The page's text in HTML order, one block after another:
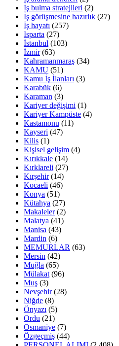
İş bulma stratejileri (2)
İş görüşmesine hazırlık (27)
İş hayatı (257)
Isparta (27)
İstanbul (103)
İzmir(63)
Kahramanmaraş (34)
KAMU (51)
Kamu İş İlanları (3)
Karabük (6)
Karaman (3)
Kariyer değişimi (1)
Kariyer Kampüste (4)
Kastamonu (11)
Kayseri (47)
Kilis (1)
Kişisel gelişim (4)
Kırıkkale (14)
Kırklareli (27)
Kırşehir(14)
Kocaeli (46)
Konya (51)
Kütahya (27)
Makaleler(2)
Malatya (41)
Manisa (43)
Mardin (6)
MEMURLAR (63)
Mersin (42)
Muğla (65)
Mülakat (96)
Muş (3)
Nevşehir(28)
Niğde (8)
Önyazı (5)
Ordu (21)
Osmaniye (7)
Özgeçmiş (44)